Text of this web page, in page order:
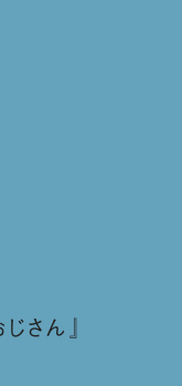
さん』